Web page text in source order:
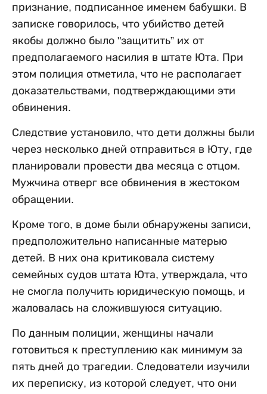
признание, подписанное именем бабушки. В
записке говорилось, что убийство детей
якобы должно было "защитить” их от
предполагаемого насилия в штате Юта. При
этом полиция отметила, что не располагает
доказательствами, подтверждающими эти
обвинения.
Следствие установило, что дети должны были
через несколько дней отправиться в Юту, где
планировали провести два месяца с отцом.
Мужчина отверг все обвинения в жестоком
обращении.
Кроме того, в доме были обнаружены записи,
предположительно написанные матерью
детей. В них она критиковала систему
семейных судов штата Юта, утверждала, что
не смогла получить юридическую помощь, и
жаловалась на сложившуюся ситуацию.
По данным полиции, женщины начали
готовиться к преступлению как минимум за
пять дней до трагедии. Следователи изучили
их переписку, из которой следует, что они